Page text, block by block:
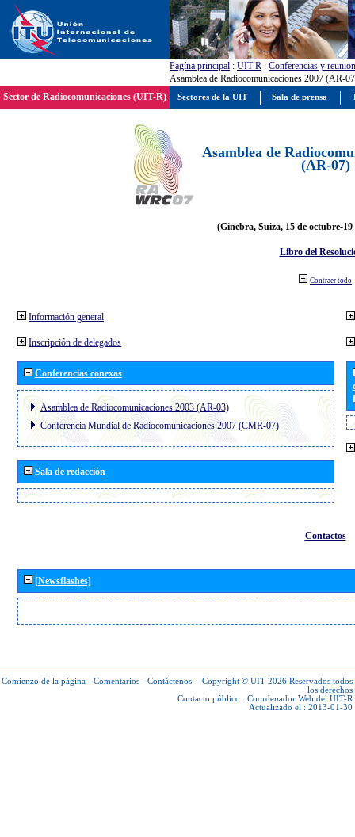
Pagína principal : UIT-R : Conferencias y
Asamblea de Radiocomunicaciones 2007 (AR-
Sector de Radiocomunicaciones (UIT-R)
Asamblea de
(AR-07)
(Ginebra, Suiza, 15 de octubre-19
Libro del
Contraer todo
Información general
Inscripción de delegados
Conferencias conexas
Asamblea de Radiocomunicaciones 2003 (AR-03)
Conferencia Mundial de Radiocomunicaciones 2007 (CMR-07)
Sala de redacción
Contactos
[Newsflashes]
Comienzo de la página - Comentarios - Contáctenos - Copyright © UIT 2026 Reservados todos
los derechos
Contacto público : Coordenador Web del UIT-R
Actualizado el : 2013-01-30
Sectores de la UIT Sala de prensa